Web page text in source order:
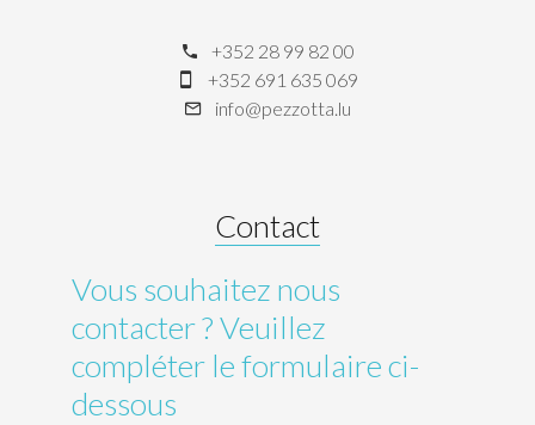
+352 28 99 82 00
+352 691 635 069
info@pezzotta.lu
Vous souhaitez nous
contacter ? Veuillez
compléter le formulaire ci-
dessous
Contact